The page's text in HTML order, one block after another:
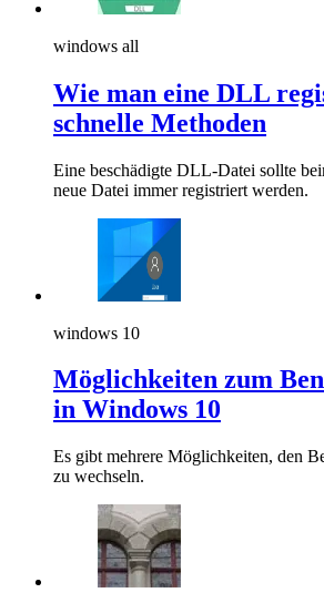
windows all
Wie man eine DLL
schnelle Methoden
Eine beschädigte DLL-Datei sollte
neue Datei immer registriert werden.
windows 10
Möglichkeiten zum
in Windows 10
Es gibt mehrere Möglichkeiten, den
zu wechseln.